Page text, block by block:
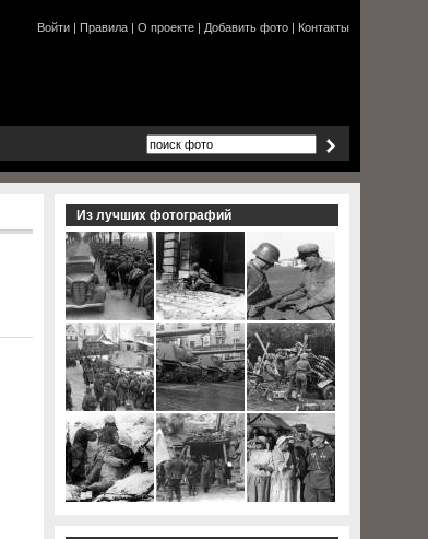
Войти | Правила | О проекте | Добавить фото | Контакты
Из лучших фотографий